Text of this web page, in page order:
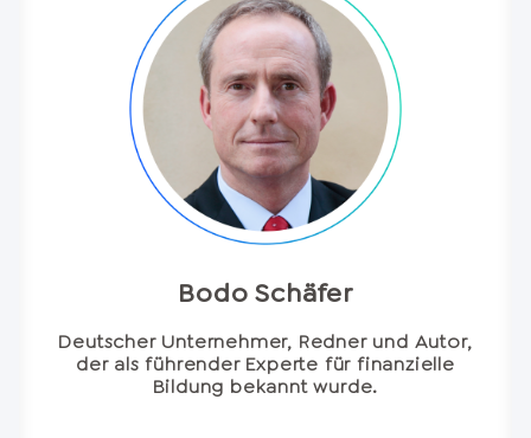
Bodo Schäfer
Deutscher Unternehmer, Redner und Autor,
der als führender Experte für finanzielle
Bildung bekannt wurde.